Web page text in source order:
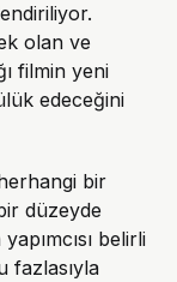
olan ve
filmin yeni
edeceğini
bir
düzeyde
belirli
fazlasıyla